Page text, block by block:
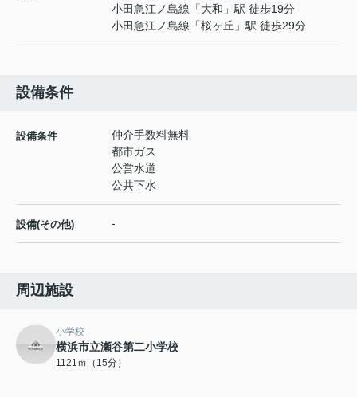
小田急江ノ島線 「大和 」駅 徒歩19分
小田急江ノ島線 「桜ヶ丘 」駅 徒歩29分
設備条件
設備条件
仲介手数料無料
都市ガス
公営水道
公共下水
設備(その他) -
周辺施設
小学校
横浜市立瀬谷第二小学校
1121ｍ（15分）